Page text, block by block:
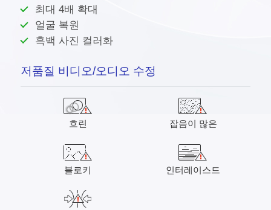
최대 4배 확대
얼굴 복원
흑백 사진 컬러화
저품질 비디오/오디오 수정
흐린 잡음이 많은
블로키 인터레이스드